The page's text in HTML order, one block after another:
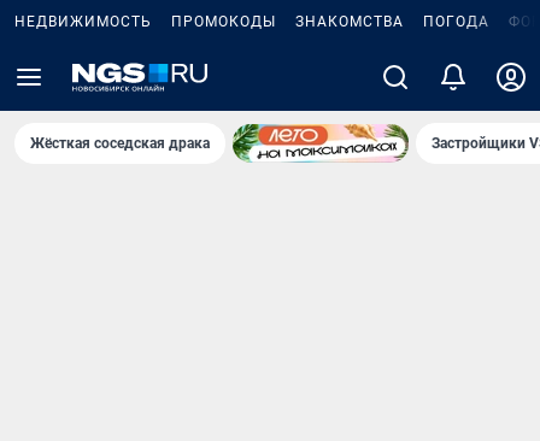
НЕДВИЖИМОСТЬ ПРОМОКОДЫ ЗНАКОМСТВА ПОГОДА
Жёсткая соседская драка Застройщики